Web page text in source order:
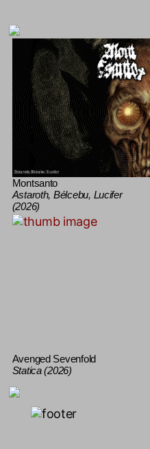
Montsanto
Astaroth, Bélcebu, Lucifer
(2026)
Avenged Sevenfold
Statica (2026)